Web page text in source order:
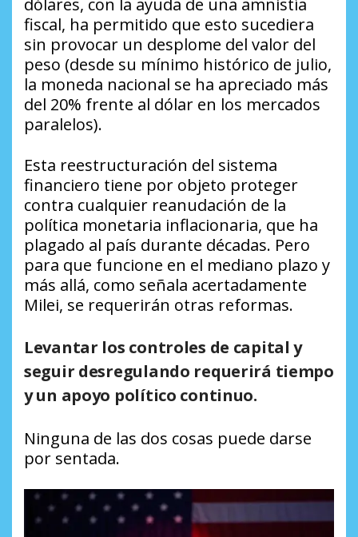
dólares, con la ayuda de una amnistía
fiscal, ha permitido que esto sucediera
sin provocar un desplome del valor del
peso (desde su mínimo histórico de julio,
la moneda nacional se ha apreciado más
del 20% frente al dólar en los mercados
paralelos).
Esta reestructuración del sistema
financiero tiene por objeto proteger
contra cualquier reanudación de la
política monetaria inflacionaria, que ha
plagado al país durante décadas. Pero
para que funcione en el mediano plazo y
más allá, como señala acertadamente
Milei, se requerirán otras reformas.
Levantar los controles de capital y
seguir desregulando requerirá tiempo
y un apoyo político continuo.
Ninguna de las dos cosas puede darse
por sentada.